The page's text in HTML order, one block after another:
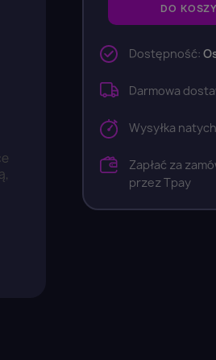
DO
Dostępność:
Darmowa
Wysyłka
Zapłać za
przez Tpay